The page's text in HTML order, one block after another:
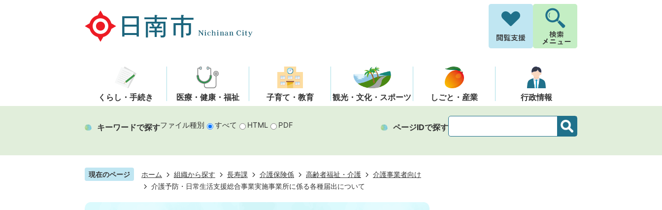
くらし・手続き 医療・健康・福祉 子育て・教育 観光・文化・スポーツ しごと・産業 行政情報
キーワードで探すファイル種別 すべて HTML PDF ページIDで探す
現在のページ ホーム 組織から探す 長寿課 介護保険係 高齢者福祉・介護
介護事業者向け
介護予防・日常生活支援総合事業実施事業所に係る各種届出について